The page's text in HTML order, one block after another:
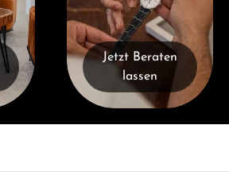
Jetzt Beraten
lassen